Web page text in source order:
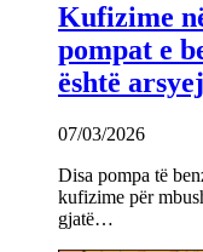
Kufizime
pompat e
është
07/03/2026
Disa pompa të
kufizime për
gjatë…